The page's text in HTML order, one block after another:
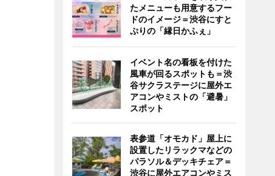
たメニューも用意するフー
ドのイメージ＝渋谷にすと
ぷりの「縁日かふぇ」
イベント名の看板を付けた
風車が回るスポットも＝渋
谷サクラステージに屋外エ
アコンやミストの「避暑」
スポット
表参道「オモカド」屋上に
設置したリラックマなどの
パラソル＆デッキチェア＝
渋谷に屋外エアコンやミス